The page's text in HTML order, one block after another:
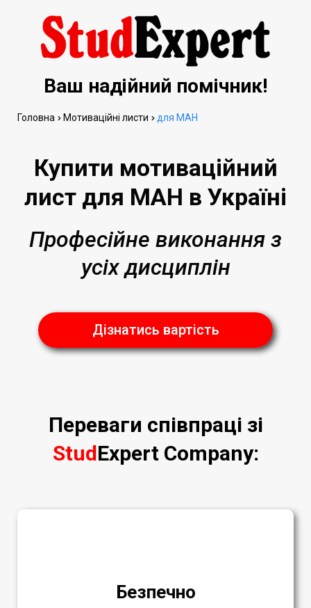
Ваш надійний помічник!
Купити мотиваційний
лист для МАН в Україні
Професійне виконання з
усіх дисциплін
Дізнатись вартість
Головна Мотиваційні листи для МАН
Переваги співпраці зі
StudExpert Company:
Безпечно